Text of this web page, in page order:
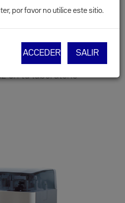
por favor no utilice este sitio.
ACCEDER SALIR
en tu laboratorio